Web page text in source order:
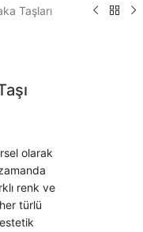
Taşları
olarak
renk ve
türlü